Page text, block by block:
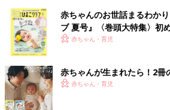
赤ちゃんのお世話まるわか
ブ 夏号』〈巻頭大特集〉初
く！ おっぱい・ミルクの基
赤ちゃん・育児
赤ちゃんが生まれたら！2冊
赤ちゃん・育児